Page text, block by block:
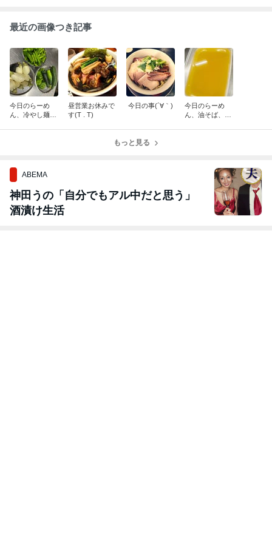
最近の画像つき記事
今日のらーめ
ん、冷やし麺
昼営業お休みで
す(T . T)
今日の事(´∀｀)
今日のらーめ
ん、油そば、昆
もっと見る
ABEMA
神田うの「自分でもアル中だと思う」
酒漬け生活